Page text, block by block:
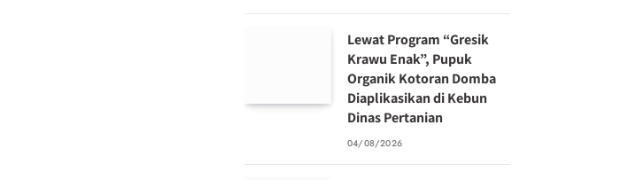
Lewat Program “Gresik
Krawu Enak”, Pupuk
Organik Kotoran Domba
Diaplikasikan di Kebun
Dinas Pertanian
04/08/2026